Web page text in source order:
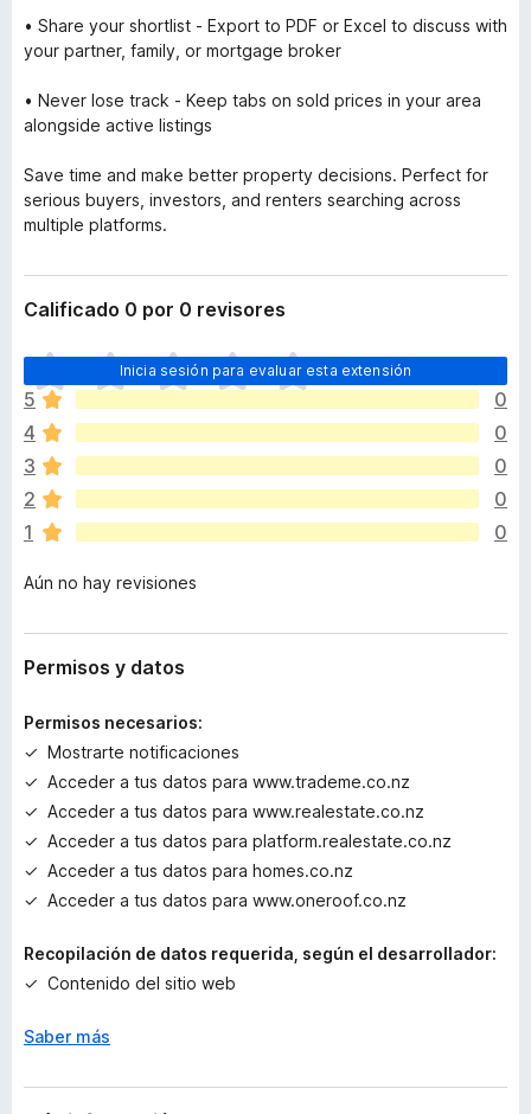
• Share your shortlist - Export to PDF or Excel to discuss with
your partner, family, or mortgage broker
• Never lose track - Keep tabs on sold prices in your area
alongside active listings
Save time and make better property decisions. Perfect for
serious buyers, investors, and renters searching across
multiple platforms.
Calificado 0 por 0 revisores
Inicia sesión para evaluar esta extensión
T
o
d
a
v
a
n
h
y
v
l
r
a
c
e
5
0
4
0
3
0
2
0
1
0
Aún no hay revisiones
Permisos y datos
Permisos necesarios:
Mostrarte notificaciones
Acceder a tus datos para www.trademe.co.nz
Acceder a tus datos para www.realestate.co.nz
Acceder a tus datos para platform.realestate.co.nz
Acceder a tus datos para homes.co.nz
Acceder a tus datos para www.oneroof.co.nz
Recopilación de datos requerida, según el desarrollador:
Contenido del sitio web
Saber más